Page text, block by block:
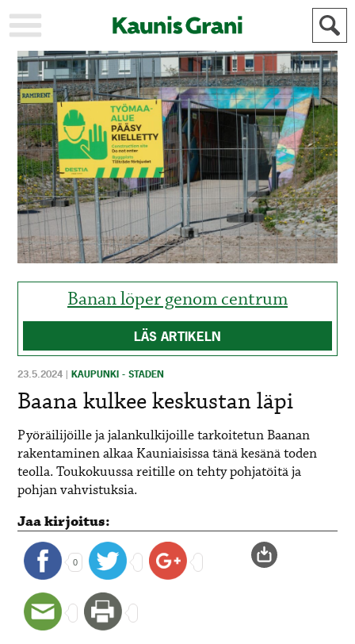
KAUPUNKI
STADEN
AJANKOHTAISTA
AKTUELLT
URHEILU
IDROTT
KULTTUURI
KULTUR
HISTORIA
HISTORIA
YLEINEN
ALLMÄN
MAINOSTAJILLE
FÖR
ANNONSÖRER
Banan löper genom centrum
LÄS ARTIKELN
23.5.2024 |KAUPUNKI - STADEN
Baana kulkee keskustan läpi
Pyöräilijöille ja jalankulkijoille tarkoitetun Baanan
rakentaminen alkaa Kauniaisissa tänä kesänä toden
teolla. Toukokuussa reitille on tehty pohjatöitä ja
pohjan vahvistuksia.
Jaa kirjoitus:
0